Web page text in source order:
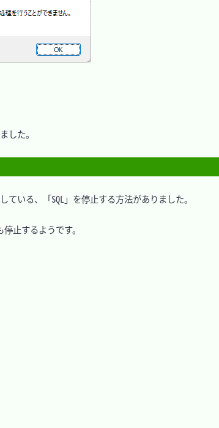
した。
いる、「SQL」を停止する方法がありました。
止するようです。